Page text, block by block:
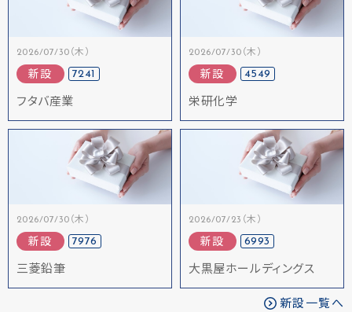
2026/07/30（木）
新設 7241
フタバ産業
2026/07/30（木）
新設 4549
栄研化学
2026/07/30（木）
新設 7976
三菱鉛筆
2026/07/23（木）
新設 6993
大黒屋ホールディングス
新設一覧へ